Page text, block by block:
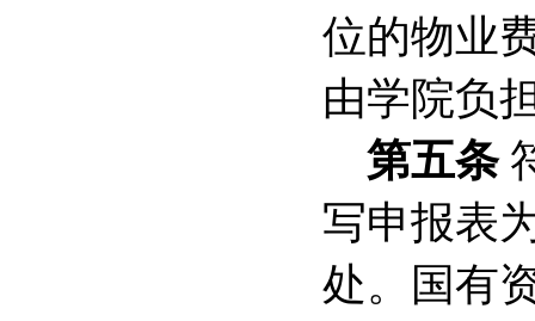
位的物业
由学院负
第五条
写申报表
处。国有